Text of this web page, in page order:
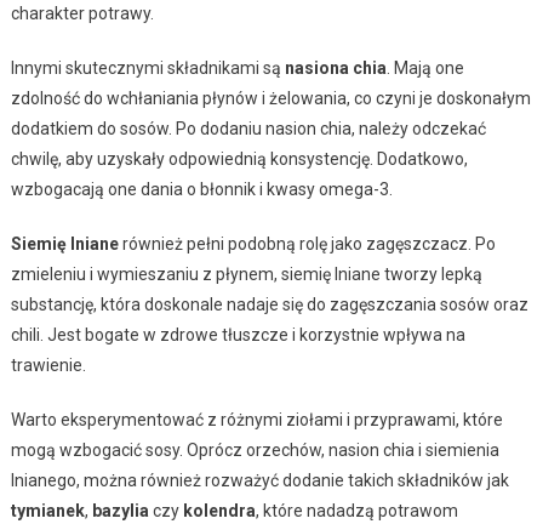
charakter potrawy.
Innymi skutecznymi składnikami są nasiona chia . Mają one
zdolność do wchłaniania płynów i żelowania, co czyni je doskonałym
dodatkiem do sosów. Po dodaniu nasion chia, należy odczekać
chwilę, aby uzyskały odpowiednią konsystencję. Dodatkowo,
wzbogacają one dania o błonnik i kwasy omega-3.
Siemię lnianerównież pełni podobną rolę jako zagęszczacz. Po
zmieleniu i wymieszaniu z płynem, siemię lniane tworzy lepką
substancję, która doskonale nadaje się do zagęszczania sosów oraz
chili. Jest bogate w zdrowe tłuszcze i korzystnie wpływa na
trawienie.
Warto eksperymentować z różnymi ziołami i przyprawami, które
mogą wzbogacić sosy. Oprócz orzechów, nasion chia i siemienia
lnianego, można również rozważyć dodanie takich składników jak
tymianek, bazylia czy kolendra, które nadadzą potrawom